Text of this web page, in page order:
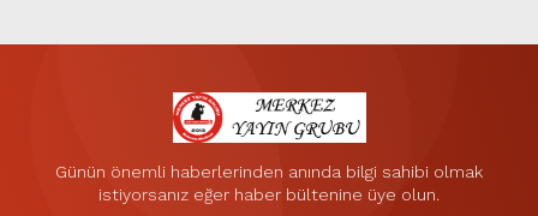
Günün önemli haberlerinden anında bilgi sahibi olmak
istiyorsanız eğer haber bültenine üye olun.